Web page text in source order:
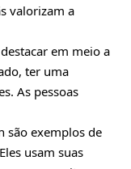
valorizam a
em meio a
ter uma
As pessoas
são exemplos de
usam suas